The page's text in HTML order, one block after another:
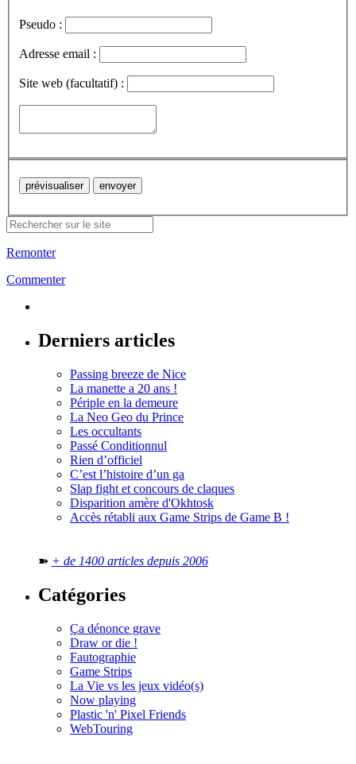
Pseudo :
Adresse email :
Site web (facultatif) :
Remonter
Commenter
Derniers articles
Passing breeze de Nice
La manette a 20 ans !
Périple en la demeure
La Neo Geo du Prince
Les occultants
Passé Conditionnul
Rien d’officiel
C’est l’histoire d’un ga
Slap fight et concours de claques
Disparition amère d'Okhtosk
Accès rétabli aux Game Strips de Game B !
➽ + de 1400 articles depuis 2006
Catégories
Ça dénonce grave
Draw or die !
Fautographie
Game Strips
La Vie vs les jeux vidéo(s)
Now playing
Plastic 'n' Pixel Friends
WebTouring